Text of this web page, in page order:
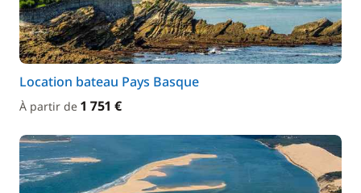
Location bateau Pays Basque
À partir de 1 751 €